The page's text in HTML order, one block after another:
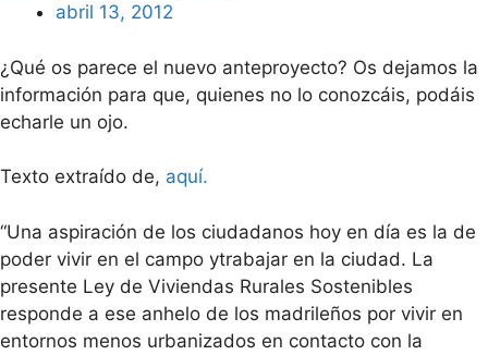
abril 13, 2012
¿Qué os parece el nuevo anteproyecto? Os dejamos la
información para que, quienes no lo conozcáis, podáis
echarle un ojo.
Texto extraído de, aquí.
“Una aspiración de los ciudadanos hoy en día es la de
poder vivir en el campo ytrabajar en la ciudad. La
presente Ley de Viviendas Rurales Sostenibles
responde a ese anhelo de los madrileños por vivir en
entornos menos urbanizados en contacto con la